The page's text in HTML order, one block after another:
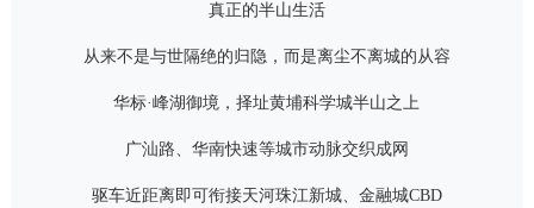
真正的半山生活
从来不是与世隔绝的归隐，而是离尘不离城的从容
华标·峰湖御境，择址黄埔科学城半山之上
广汕路、华南快速等城市动脉交织成网
驱车近距离即可衔接天河珠江新城、金融城CBD